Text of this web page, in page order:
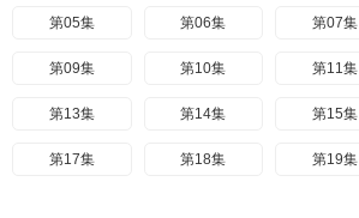
第05集 第06集 第07集
第09集 第10集 第11集
第13集 第14集 第15集
第17集 第18集 第19集